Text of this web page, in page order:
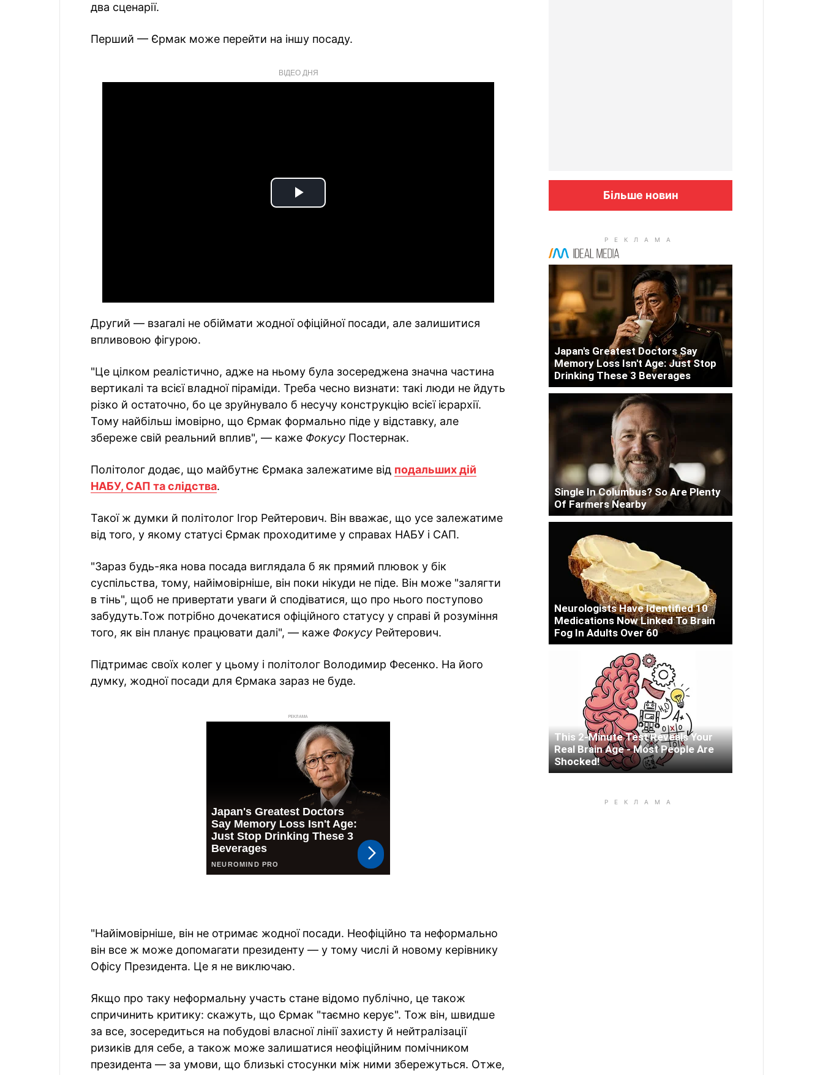
два сценарії.
Перший — Єрмак може перейти на іншу посаду.
ВІДЕО ДНЯ
Play
Другий — взагалі не обіймати жодної офіційної посади, але залишитися
впливовою фігурою.
"Це цілком реалістично, адже на ньому була зосереджена значна частина
вертикалі та всієї владної піраміди. Треба чесно визнати: такі люди не йдуть
різко й остаточно, бо це зруйнувало б несучу конструкцію всієї ієрархії.
Тому найбільш імовірно, що Єрмак формально піде у відставку, але
збереже свій реальний вплив", — каже Фокусу Постернак.
Політолог додає, що майбутнє Єрмака залежатиме від подальших дій
НАБУ, САП та слідства.
Такої ж думки й політолог Ігор Рейтерович. Він вважає, що усе залежатиме
від того, у якому статусі Єрмак проходитиме у справах НАБУ і САП.
"Зараз будь-яка нова посада виглядала б як прямий плювок у бік
суспільства, тому, найімовірніше, він поки нікуди не піде. Він може "залягти
в тінь", щоб не привертати уваги й сподіватися, що про нього поступово
забудуть.Тож потрібно дочекатися офіційного статусу у справі й розуміння
того, як він планує працювати далі", — каже Фокусу Рейтерович.
Підтримає своїх колег у цьому і політолог Володимир Фесенко. На його
думку, жодної посади для Єрмака зараз не буде.
РЕКЛАМА
"Найімовірніше, він не отримає жодної посади. Неофіційно та неформально
він все ж може допомагати президенту — у тому числі й новому керівнику
Офісу Президента. Це я не виключаю.
Якщо про таку неформальну участь стане відомо публічно, це також
спричинить критику: скажуть, що Єрмак "таємно керує". Тож він, швидше
за все, зосередиться на побудові власної лінії захисту й нейтралізації
ризиків для себе, а також може залишатися неофіційним помічником
президента — за умови, що близькі стосунки між ними збережуться. Отже,
Більше новин
Japan's Greatest Doctors Say
Memory Loss Isn't Age: Just Stop
Drinking These 3 Beverages
Single In Columbus? So Are Plenty
Of Farmers Nearby
Neurologists Have Identified 10
Medications Now Linked To Brain
Fog In Adults Over 60
This 2-Minute Test Reveals Your
Real Brain Age - Most People Are
Shocked!